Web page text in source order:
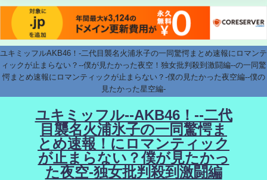
ユキミッフルAKB46！-二代目襲名火浦氷子の一同驚愕まとめ速報にロマンテ
ィックが止まらない？--僕が見たかった夜空！独女批判殺到激闘編--の一同驚
愕まとめ速報にロマンティックが止まらない？-僕の見たかった夜空編--僕の
見たかった星空編-
ユキミッフル--AKB46！--二代
目襲名火浦氷子の一同驚愕ま
とめ速報！にロマンティック
が止まらない？僕が見たかっ
た夜空-独女批判殺到激闘編